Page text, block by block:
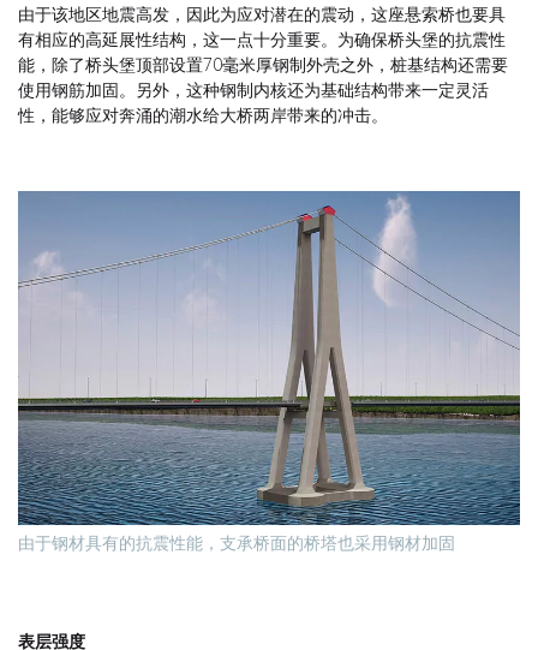
由于该地区地震高发，因此为应对潜在的震动，这座悬索桥也要具
有相应的高延展性结构，这一点十分重要。为确保桥头堡的抗震性
能，除了桥头堡顶部设置70毫米厚钢制外壳之外，桩基结构还需要
使用钢筋加固。另外，这种钢制内核还为基础结构带来一定灵活
性，能够应对奔涌的潮水给大桥两岸带来的冲击。
由于钢材具有的抗震性能，支承桥面的桥塔也采用钢材加固
表层强度